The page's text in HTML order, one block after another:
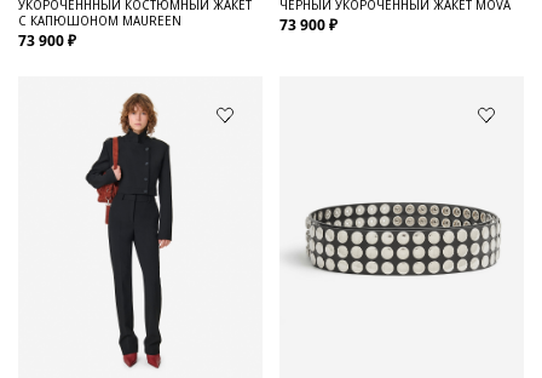
УКОРОЧЕНННЫЙ КОСТЮМНЫЙ ЖАКЕТ
С КАПЮШОНОМ MAUREEN
73 900 ₽
ЧЕРНЫЙ УКОРОЧЕННЫЙ ЖАКЕТ MOVA
73 900 ₽